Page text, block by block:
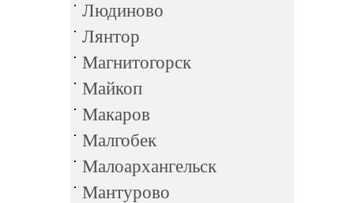
Людиново
Лянтор
Магнитогорск
Майкоп
Макаров
Малгобек
Малоархангельск
Мантурово